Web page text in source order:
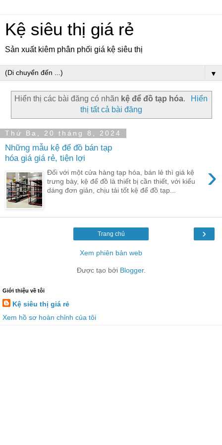
Kệ siêu thị giá rẻ
Sản xuất kiêm phân phối giá kệ siêu thị
▼
Hiển thị các bài đăng có nhãn kệ để đồ tạp hóa.
Hiển
thị tất cả bài đăng
Thứ Ba, 20 tháng 8, 2024
Những mẫu kệ để đồ bán tạp
hóa giá giá rẻ, tiện lợi
›
Đối với một cửa hàng tạp hóa, bán lẻ thì giá kệ
trưng bày, kệ để đồ là thiết bị cần thiết, với kiểu
dáng đơn giản, chịu tải tốt kệ để đồ tạp...
›
Trang chủ
Xem phiên bản web
Được tạo bởi Blogger.
Giới thiệu về tôi
Kệ siêu thị giá rẻ
Xem hồ sơ hoàn chỉnh của tôi